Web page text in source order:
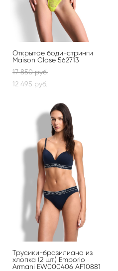
Открытое боди-стринги
Maison Close 562713
17 850 pуб.
12 495 pуб.
Трусики-бразилиано из
хлопка (2 шт.) Emporio
Armani EW000406 AF10881